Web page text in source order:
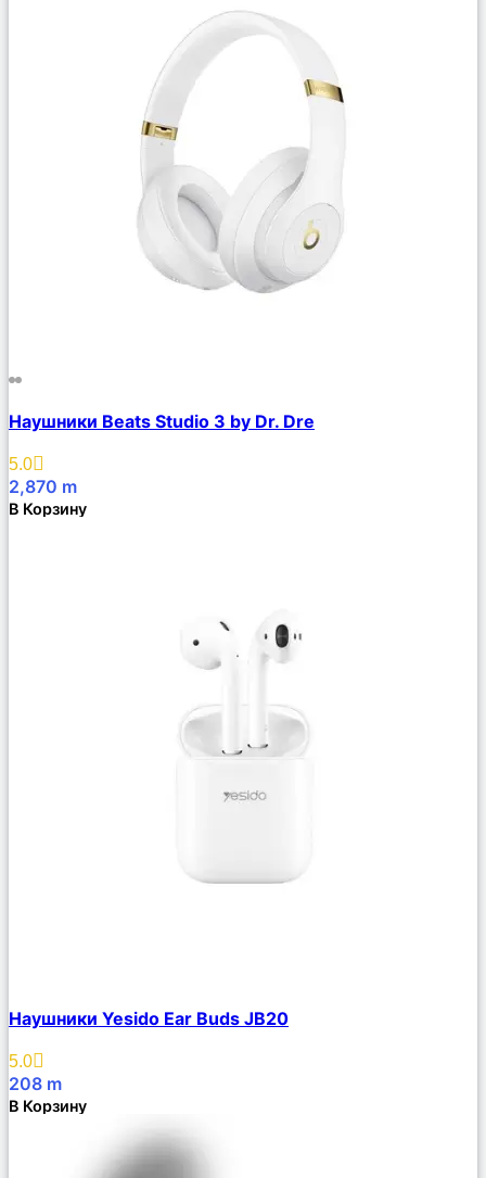
Описание
Избранное
Наушники Beats Studio 3 by Dr. Dre
5.0
2,870 m
В Корзину
Описание
Избранное
Наушники Yesido Ear Buds JB20
5.0
208 m
В Корзину